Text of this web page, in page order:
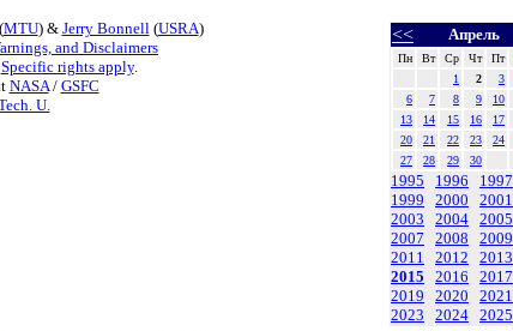
<< Апрель
Пн Вт Ср Чт Пт
1
2 3
6
7 8 9 10
13
14 15 16 17
20
21 22 23 24
27
28 29 30
1995 1996 1997
1999
2000 2001
2003
2004 2005
2007
2008 2009
2011
2012 2013
2015
2016 2017
2019
2020 2021
2023
2024 2025
MTU) & Jerry Bonnell(USRA)
and Disclaimers
Specific rights apply.
NASA/ GSFC
U.